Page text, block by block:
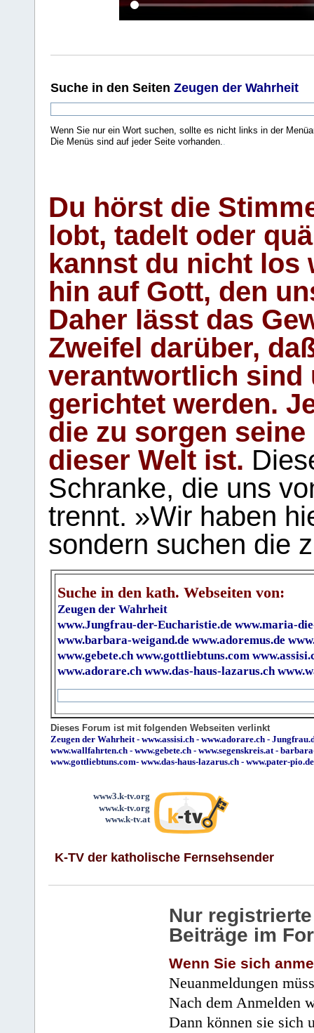
Suche in den Seiten Zeugen der Wahrheit
Wenn Sie nur ein Wort suchen, sollte es nicht links in der
Die Menüs sind auf jeder Seite vorhanden.
Du hörst die
lobt, tadelt oder
kannst du nicht los
hin auf Gott, den
Daher lässt das
Zweifel darüber,
verantwortlich sind
gerichtet werden.
die zu sorgen
dieser Welt ist.
Schranke, die uns
trennt. »Wir haben
sondern suchen die
Suche in den kath. Webseiten von:
Zeugen der Wahrheit
www.Jungfrau-der-Eucharistie.de www.maria-
www.barbara-weigand.de www.adoremus.de
www.gebete.ch www.gottliebtuns.com
www.adorare.ch www.das-haus-lazarus.ch
Dieses Forum ist mit folgenden Webseiten verlinkt
Zeugen der Wahrheit - www.assisi.ch - www.adorare.ch -
www.wallfahrten.ch - www.gebete.ch - www.segenskreis.at -
www.gottliebtuns.com- www.das-haus-lazarus.ch - www.pater-pio.de
www3.k-tv.org
www.k-tv.org
www.k-tv.at
K-TV der katholische Fernsehsender
Nur
Beiträge im
Wenn Sie sich
Neuanmeldungen
Nach dem Anmelden
Dann können sie sich